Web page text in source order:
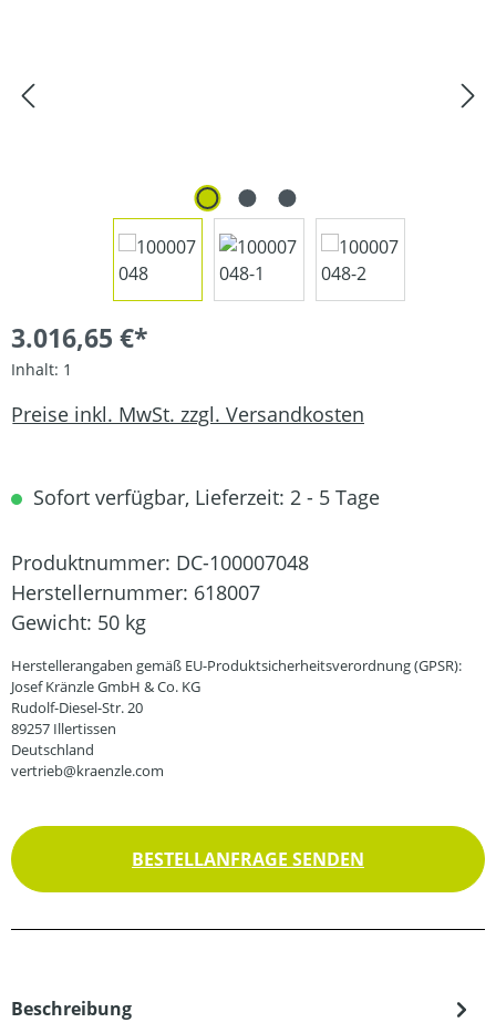
3.016,65 €*
Inhalt: 1
Preise inkl. MwSt. zzgl. Versandkosten
Sofort verfügbar, Lieferzeit: 2 - 5 Tage
Produktnummer: DC-100007048
Herstellernummer: 618007
Gewicht: 50 kg
Herstellerangaben gemäß EU-Produktsicherheitsverordnung (GPSR):
Josef Kränzle GmbH & Co. KG
Rudolf-Diesel-Str. 20
89257 Illertissen
Deutschland
vertrieb@kraenzle.com
BESTELLANFRAGE SENDEN
Beschreibung